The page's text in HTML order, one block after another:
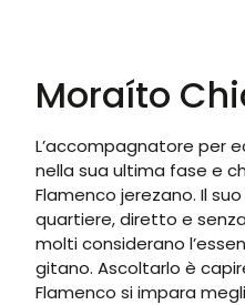
Moraíto
L’accompagnatore per
nella sua ultima fase e
Flamenco jerezano. Il
quartiere, diretto e
molti considerano
gitano. Ascoltarlo è
Flamenco si impara